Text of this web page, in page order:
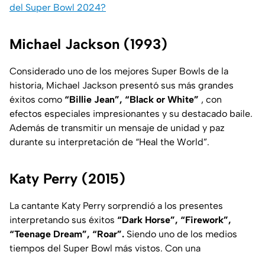
del Super Bowl 2024?
Michael Jackson (1993)
Considerado uno de los mejores Super Bowls de la
historia, Michael Jackson presentó sus más grandes
éxitos como “Billie Jean”, “Black or White” , con
efectos especiales impresionantes y su destacado baile.
Además de transmitir un mensaje de unidad y paz
durante su interpretación de “Heal the World”.
Katy Perry (2015)
La cantante Katy Perry sorprendió a los presentes
interpretando sus éxitos “Dark Horse”, “Firework”,
“Teenage Dream”, “Roar”. Siendo uno de los medios
tiempos del Super Bowl más vistos. Con una